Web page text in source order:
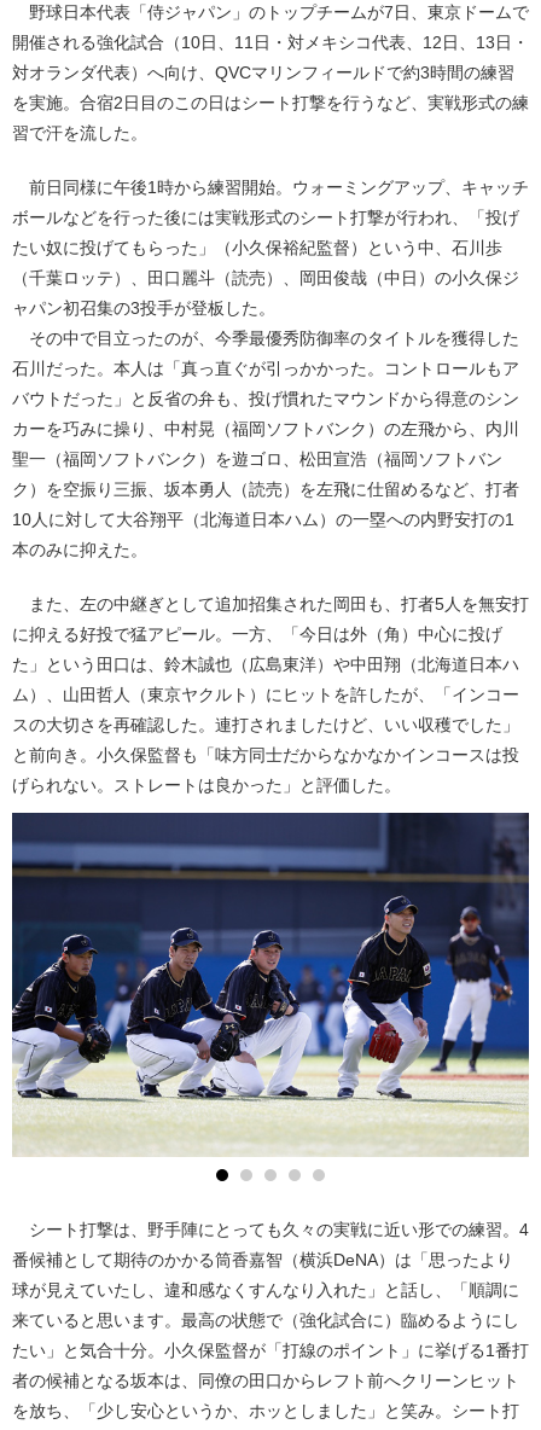
野球日本代表「侍ジャパン」のトップチームが7日、東京ドームで
開催される強化試合（10日、11日・対メキシコ代表、12日、13日・
対オランダ代表）へ向け、QVCマリンフィールドで約3時間の練習
を実施。合宿2日目のこの日はシート打撃を行うなど、実戦形式の練
習で汗を流した。
前日同様に午後1時から練習開始。ウォーミングアップ、キャッチ
ボールなどを行った後には実戦形式のシート打撃が行われ、「投げ
たい奴に投げてもらった」（小久保裕紀監督）という中、石川歩
（千葉ロッテ）、田口麗斗（読売）、岡田俊哉（中日）の小久保ジ
ャパン初召集の3投手が登板した。
その中で目立ったのが、今季最優秀防御率のタイトルを獲得した
石川だった。本人は「真っ直ぐが引っかかった。コントロールもア
バウトだった」と反省の弁も、投げ慣れたマウンドから得意のシン
カーを巧みに操り、中村晃（福岡ソフトバンク）の左飛から、内川
聖一（福岡ソフトバンク）を遊ゴロ、松田宣浩（福岡ソフトバン
ク）を空振り三振、坂本勇人（読売）を左飛に仕留めるなど、打者
10人に対して大谷翔平（北海道日本ハム）の一塁への内野安打の1
本のみに抑えた。
また、左の中継ぎとして追加招集された岡田も、打者5人を無安打
に抑える好投で猛アピール。一方、「今日は外（角）中心に投げ
た」という田口は、鈴木誠也（広島東洋）や中田翔（北海道日本ハ
ム）、山田哲人（東京ヤクルト）にヒットを許したが、「インコー
スの大切さを再確認した。連打されましたけど、いい収穫でした」
と前向き。小久保監督も「味方同士だからなかなかインコースは投
げられない。ストレートは良かった」と評価した。
シート打撃は、野手陣にとっても久々の実戦に近い形での練習。4
番候補として期待のかかる筒香嘉智（横浜DeNA）は「思ったより
球が見えていたし、違和感なくすんなり入れた」と話し、「順調に
来ていると思います。最高の状態で（強化試合に）臨めるようにし
たい」と気合十分。小久保監督が「打線のポイント」に挙げる1番打
者の候補となる坂本は、同僚の田口からレフト前へクリーンヒット
を放ち、「少し安心というか、ホッとしました」と笑み。シート打